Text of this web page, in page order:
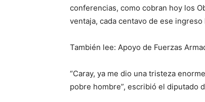
conferencias, como cobran hoy los
ventaja, cada centavo de ese
También lee: Apoyo de Fuerzas
“Caray, ya me dio una tristeza
pobre hombre”, escribió el diputado